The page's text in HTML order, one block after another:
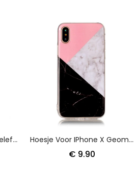
Case Hoesje IPhone X Telefoonhoesje Gemarmerde Mandala Hoesje Voor IPhone X Geometrisch Marmereffect
€ 9.90